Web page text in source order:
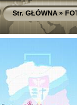
Str. GŁÓWNA»